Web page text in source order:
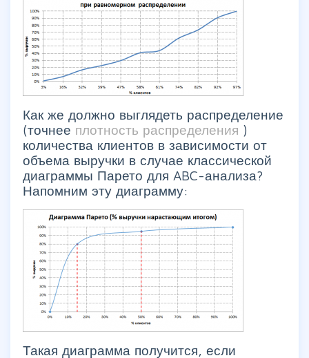
Как же должно выглядеть распределение
(точнее плотность распределения )
количества клиентов в зависимости от
объема выручки в случае классической
диаграммы Парето для ABC-анализа?
Напомним эту диаграмму:
Такая диаграмма получится, если